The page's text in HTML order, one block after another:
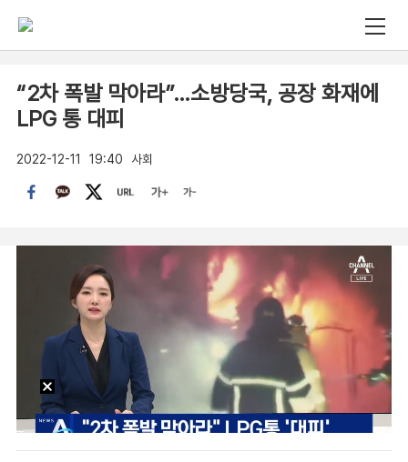
“2차 폭발 막아라”…소방당국, 공장 화재에
LPG 통 대피
2022-12-11 19:40 사회